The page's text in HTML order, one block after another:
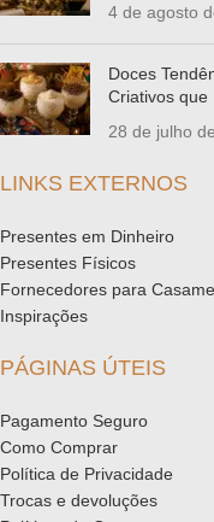
4 de agosto
Doces
Criativos que
28 de julho
LINKS EXTERNOS
Presentes em Dinheiro
Presentes Físicos
Fornecedores para
Inspirações
PÁGINAS ÚTEIS
Pagamento Seguro
Como Comprar
Política de Privacidade
Trocas e devoluções